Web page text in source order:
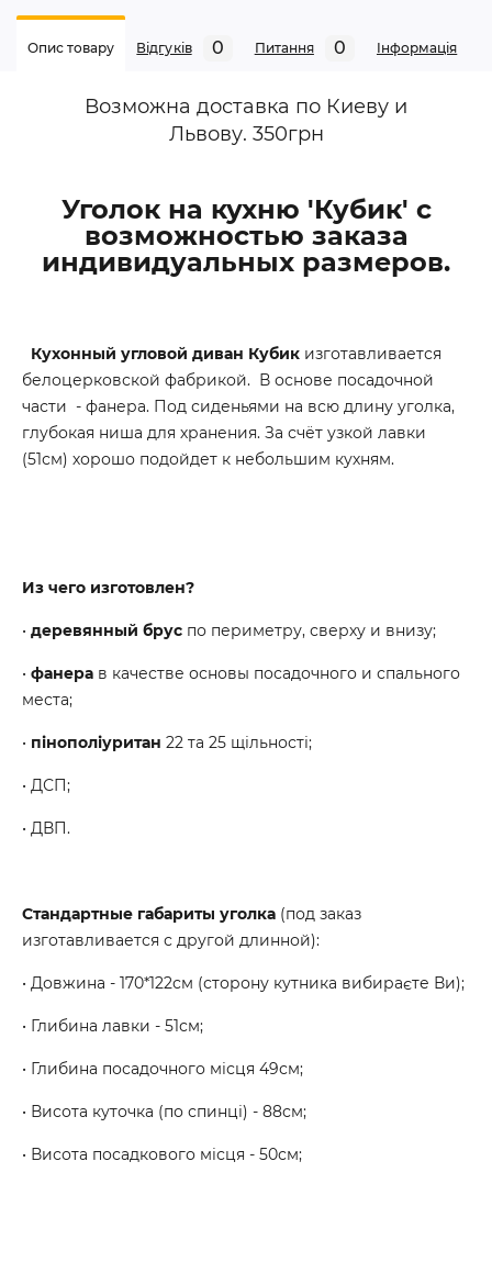
Опис товару Відгуків 0 Питання 0 Iнформація
Возможна доставка по Киеву и
Львову. 350грн
Уголок на кухню 'Кубик' с
возможностью заказа
индивидуальных размеров.
Кухонный угловой диван Кубик изготавливается
белоцерковской фабрикой. В основе посадочной
части - фанера. Под сиденьями на всю длину уголка,
глубокая ниша для хранения. За счёт узкой лавки
(51см) хорошо подойдет к небольшим кухням.
Из чего изготовлен?
• деревянный брус по периметру, сверху и внизу;
• фанера в качестве основы посадочного и спального
места;
• пінополіуритан 22 та 25 щільності;
• ДСП;
• ДВП.
Стандартные габариты уголка (под заказ
изготавливается с другой длинной):
• Довжина - 170*122см (сторону кутника вибираєте Ви);
• Глибина лавки - 51см;
• Глибина посадочного місця 49см;
• Висота куточка (по спинці) - 88см;
• Висота посадкового місця - 50см;